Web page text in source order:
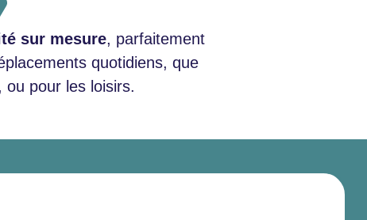
sur mesure, parfaitement
quotidiens, que
ou pour les loisirs.